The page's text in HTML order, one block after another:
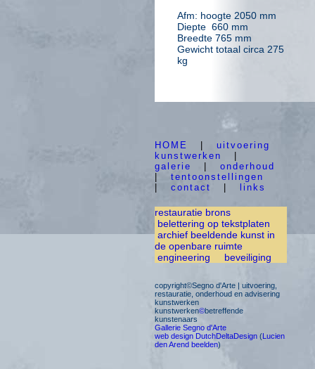
Afm: hoogte 2050 mm
Diepte 660 mm
Breedte 765 mm
Gewicht totaal circa 275
kg
HOME
uitvoering
kunstwerken
galerie
onderhoud
tentoonstellingen
contact links
restauratie brons
belettering op tekstplaten
archief beeldende kunst in
de openbare ruimte
engineering
beveiliging
copyright©Segno d'Arte | uitvoering,
restauratie, onderhoud en advisering
kunstwerken
kunstwerken©betreffende
kunstenaars
Gallerie Segno d'Arte
web design DutchDeltaDesign (Lucien
den Arend beelden)